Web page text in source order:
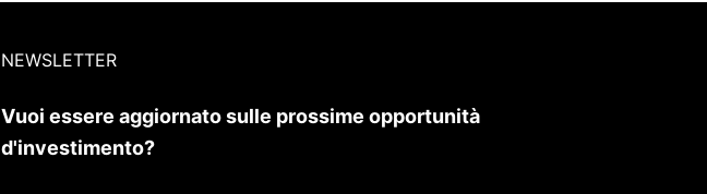
NEWSLETTER
Vuoi essere aggiornato sulle prossime opportunità
d'investimento?